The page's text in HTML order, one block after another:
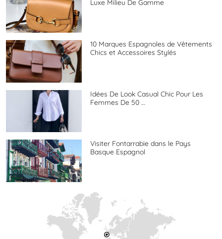
Luxe Milieu De Gamme
10 Marques Espagnoles de Vêtements
Chics et Accessoires Stylés
Idées De Look Casual Chic Pour Les
Femmes De 50 …
Visiter Fontarrabie dans le Pays
Basque Espagnol